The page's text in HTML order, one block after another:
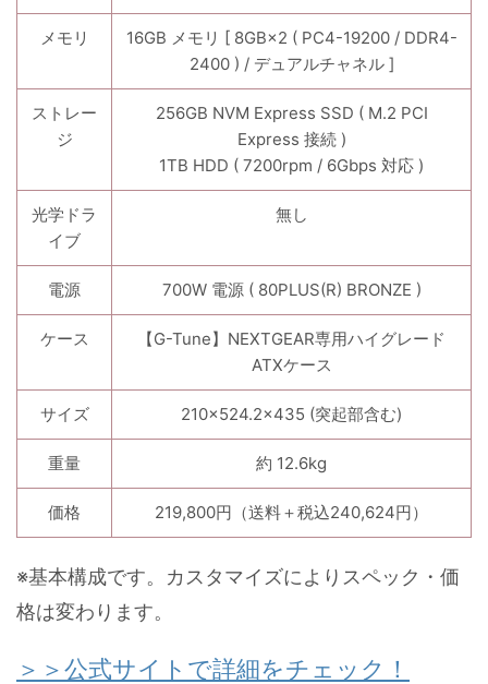
メモリ
16GB メモリ [ 8GB×2 ( PC4-19200 / DDR4-
2400 ) / デュアルチャネル ]
ストレー
ジ
256GB NVM Express SSD ( M.2 PCI
Express 接続 )
1TB HDD ( 7200rpm / 6Gbps 対応 )
光学ドラ
イブ
無し
電源 700W 電源 ( 80PLUS(R) BRONZE )
ケース
【G-Tune】NEXTGEAR専用ハイグレード
ATXケース
サイズ 210×524.2×435 (突起部含む)
重量 約 12.6kg
価格 219,800円（送料＋税込240,624円）
※基本構成です。カスタマイズによりスペック・価
格は変わります。
＞＞公式サイトで詳細をチェック！